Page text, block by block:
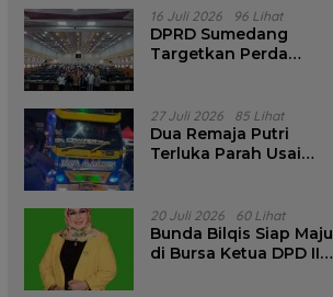
16 Juli 2026 96 Lihat
DPRD Sumedang
Targetkan Perda
Pencalonan Diperjelas
27 Juli 2026 85 Lihat
Dua Remaja Putri
Terluka Parah Usai
Tanjungsari Sumedang
20 Juli 2026 60 Lihat
Bunda Bilqis Siap Maju
di Bursa Ketua DPD II